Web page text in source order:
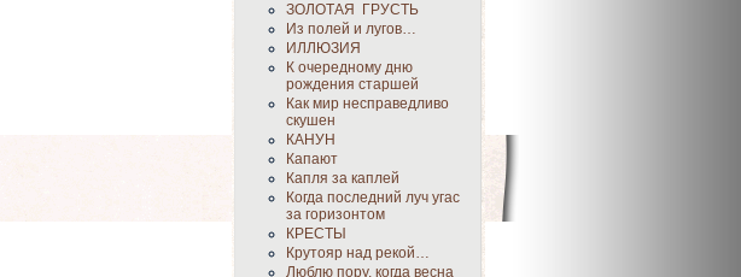
ЗОЛОТАЯ ГРУСТЬ
Из полей и лугов…
ИЛЛЮЗИЯ
К очередному дню
рождения старшей
Как мир несправедливо
скушен
КАНУН
Капают
Капля за каплей
Когда последний луч угас
за горизонтом
КРЕСТЫ
Крутояр над рекой…
Люблю пору, когда весна